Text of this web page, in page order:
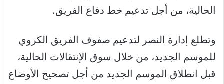
الحالية، من أجل تدعيم خط دفاع الفريق.
وتطلع إدارة النصر لتدعيم صفوف الفريق الكروي
للموسم الجديد، من خلال سوق الإنتقالات الحالية،
قبل انطلاق الموسم الجديد من أجل تصحيح الأوضاع